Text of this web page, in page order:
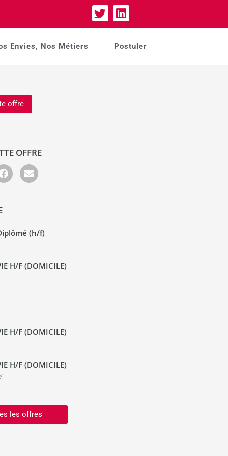
Envies, Nos Métiers Postuler
offre
OFFRE
(h/f)
H/F (DOMICILE)
H/F (DOMICILE)
H/F (DOMICILE)
les offres